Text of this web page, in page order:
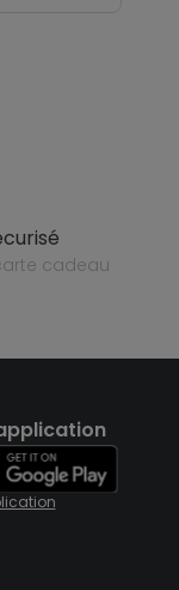
cadeau